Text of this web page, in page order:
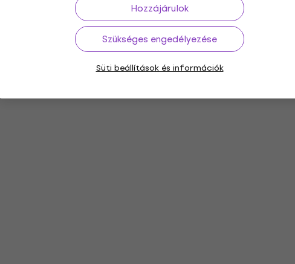
Hozzájárulok
Szükséges engedélyezése
Süti beállítások és információk